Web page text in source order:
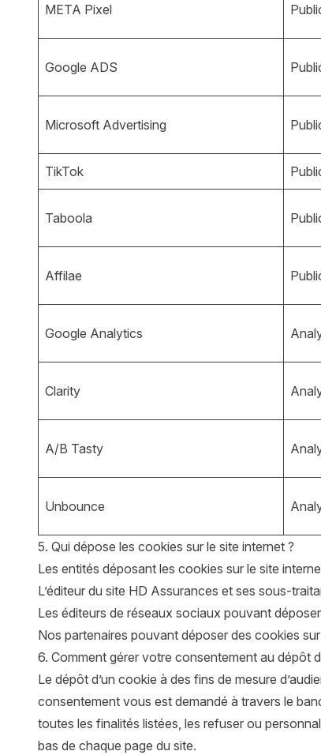
META Pixel
Google ADS
Microsoft Advertising
TikTok
Taboola
Affilae
Google Analytics
Clarity
A/B Tasty
Unbounce
5. Qui dépose les cookies sur le site internet ?
Les entités déposant les cookies sur le site
L’éditeur du site HD Assurances et ses sous-
Les éditeurs de réseaux sociaux pouvant
Nos partenaires pouvant déposer des cookies
6. Comment gérer votre consentement au dépôt
Le dépôt d’un cookie à des fins de mesure
consentement vous est demandé à travers le
toutes les finalités listées, les refuser ou
bas de chaque page du site.